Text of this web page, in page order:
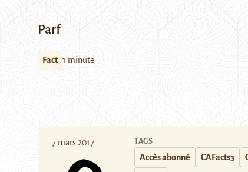
Parf
Fact 1 minute
7 mars 2017 TAGS
Accès abonné CAFacts3